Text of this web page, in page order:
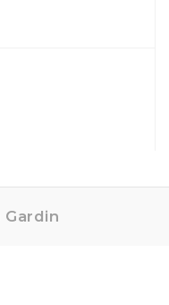
Gardin